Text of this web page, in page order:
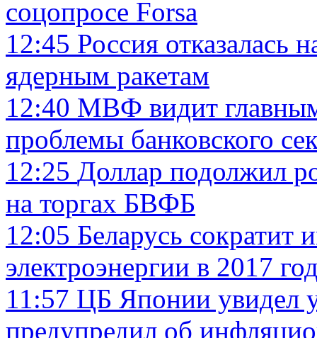
соцопросе Forsa
12:45 Россия отказалась
ядерным ракетам
12:40 МВФ видит
проблемы банковского
12:25 Доллар подолжил
на торгах БВФБ
12:05 Беларусь сократит
электроэнергии в 2017
11:57 ЦБ Японии увидел
предупредил об